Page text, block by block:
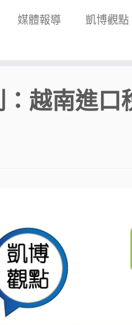
媒體報導 凱博觀點
越南進